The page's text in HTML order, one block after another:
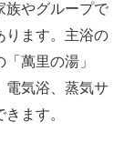
族やグループで
ります。主浴の
萬里の湯」
電気浴、蒸気サ
ます。